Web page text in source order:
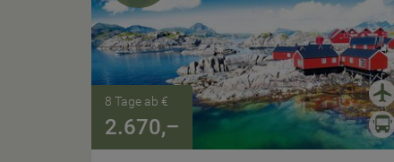
8 Tage ab €
2.670,–